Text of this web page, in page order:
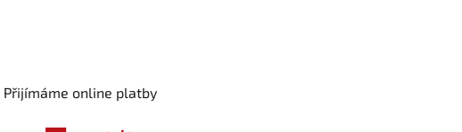
Přijímáme online platby